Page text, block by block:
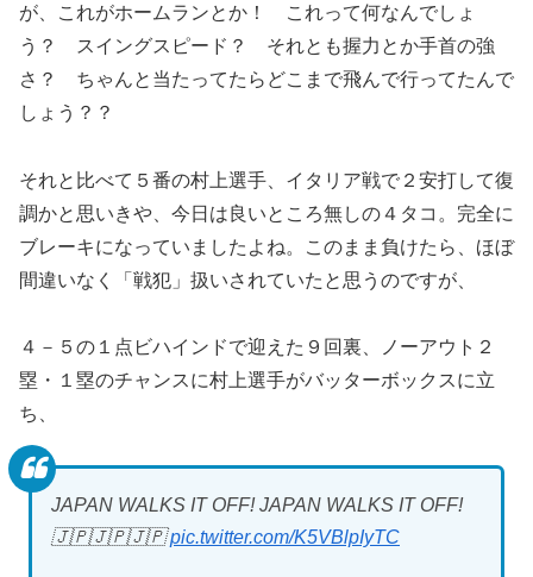
が、これがホームランとか！ これって何なんでしょ
う？ スイングスピード？ それとも握力とか手首の強
さ？ ちゃんと当たってたらどこまで飛んで行ってたんで
しょう？？
それと比べて５番の村上選手、イタリア戦で２安打して復
調かと思いきや、今日は良いところ無しの４タコ。完全に
ブレーキになっていましたよね。このまま負けたら、ほぼ
間違いなく「戦犯」扱いされていたと思うのですが、
４－５の１点ビハインドで迎えた９回裏、ノーアウト２
塁・１塁のチャンスに村上選手がバッターボックスに立
ち、
JAPAN WALKS IT OFF! JAPAN WALKS IT OFF!
🇯🇵🇯🇵🇯🇵pic.twitter.com/K5VBlpIyTC